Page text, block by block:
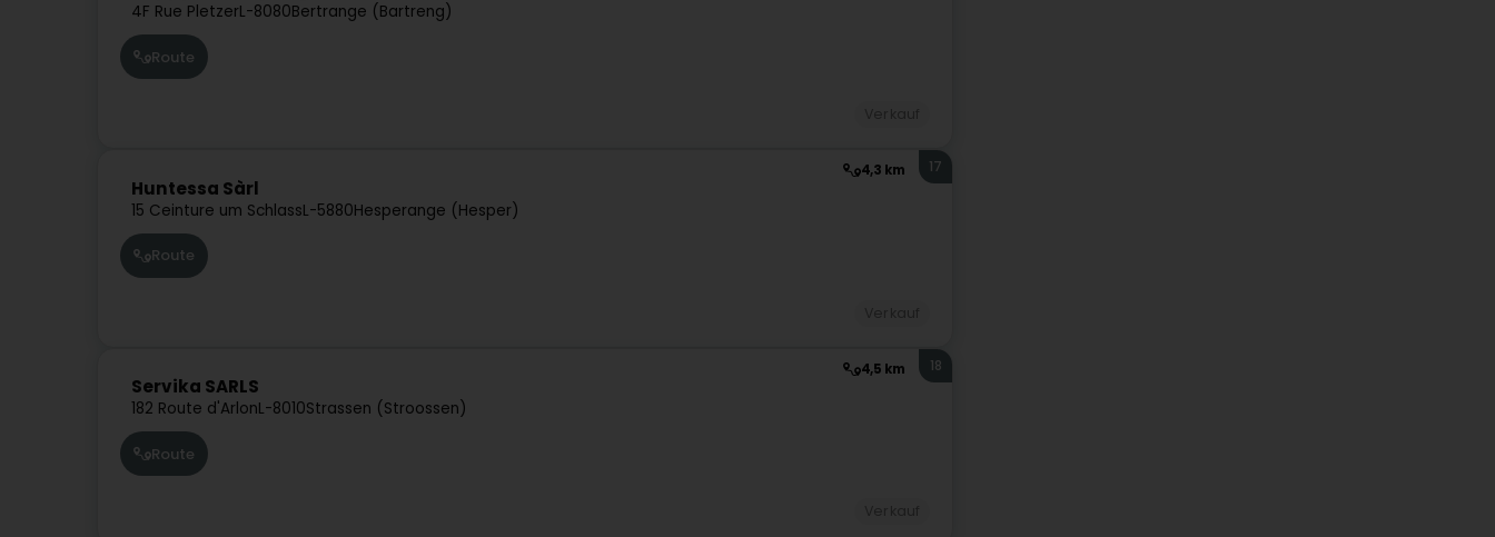
4F Rue PletzerL-8080Bertrange (Bartreng)
Route
4,3 km
Huntessa Sàrl
15 Ceinture um SchlassL-5880Hesperange (Hesper)
17
Route
4,5 km
Servika SARLS
182 Route d'ArlonL-8010Strassen (Stroossen)
18
Route